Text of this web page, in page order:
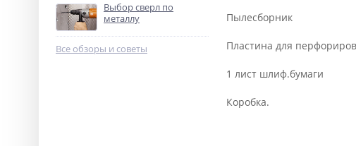
Выбор сверл по
металлу
Все обзоры и советы
Пылесборник
Пластина для
1 лист шлиф.бумаги
Коробка.